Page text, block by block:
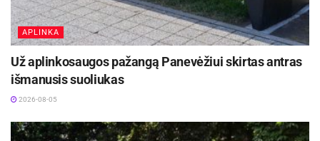
APLINKA
Už aplinkosaugos pažangą Panevėžiui skirtas antras
išmanusis suoliukas
2026-08-05